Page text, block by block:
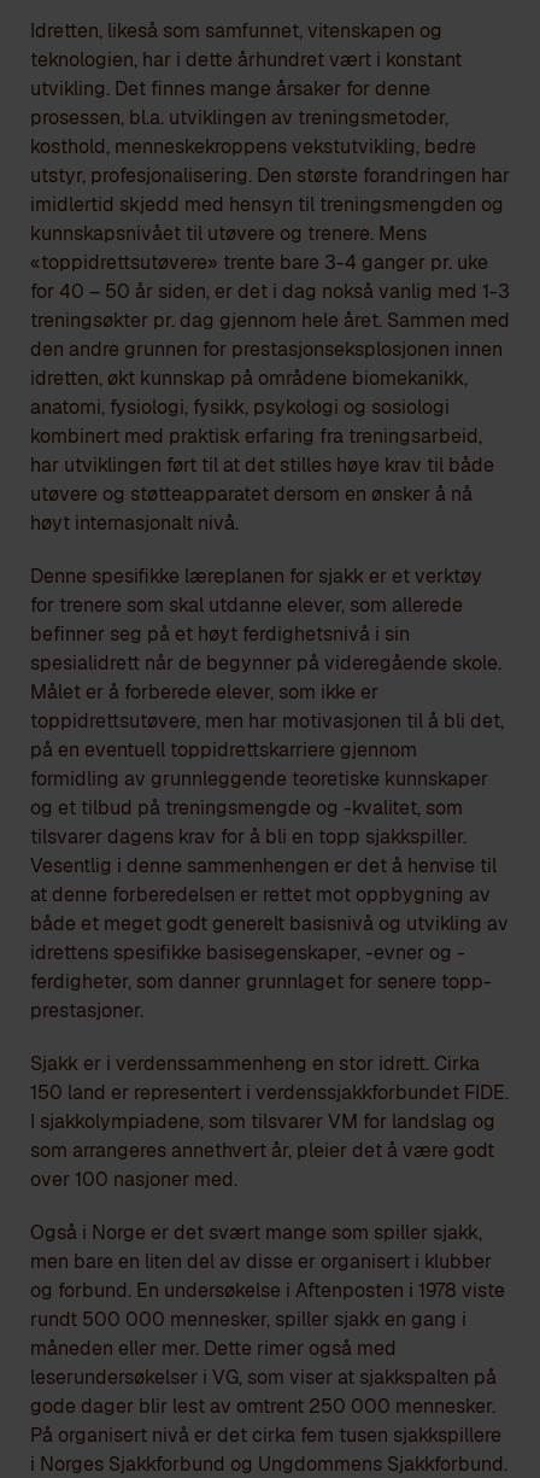
Idretten, likeså som samfunnet, vitenskapen og
teknologien, har i dette århundret vært i konstant
utvikling. Det finnes mange årsaker for denne
prosessen, bl.a. utviklingen av treningsmetoder,
kosthold, menneskekroppens vekstutvikling, bedre
utstyr, profesjonalisering. Den største forandringen har
imidlertid skjedd med hensyn til treningsmengden og
kunnskapsnivået til utøvere og trenere. Mens
«toppidrettsutøvere» trente bare 3-4 ganger pr. uke
for 40 – 50 år siden, er det i dag nokså vanlig med 1-3
treningsøkter pr. dag gjennom hele året. Sammen med
den andre grunnen for prestasjonseksplosjonen innen
idretten, økt kunnskap på områdene biomekanikk,
anatomi, fysiologi, fysikk, psykologi og sosiologi
kombinert med praktisk erfaring fra treningsarbeid,
har utviklingen ført til at det stilles høye krav til både
utøvere og støtteapparatet dersom en ønsker å nå
høyt internasjonalt nivå.
Denne spesifikke læreplanen for sjakk er et verktøy
for trenere som skal utdanne elever, som allerede
befinner seg på et høyt ferdighetsnivå i sin
spesialidrett når de begynner på videregående skole.
Målet er å forberede elever, som ikke er
toppidrettsutøvere, men har motivasjonen til å bli det,
på en eventuell toppidrettskarriere gjennom
formidling av grunnleggende teoretiske kunnskaper
og et tilbud på treningsmengde og -kvalitet, som
tilsvarer dagens krav for å bli en topp sjakkspiller.
Vesentlig i denne sammenhengen er det å henvise til
at denne forberedelsen er rettet mot oppbygning av
både et meget godt generelt basisnivå og utvikling av
idrettens spesifikke basisegenskaper, -evner og -
ferdigheter, som danner grunnlaget for senere topp-
prestasjoner.
Sjakk er i verdenssammenheng en stor idrett. Cirka
150 land er representert i verdenssjakkforbundet FIDE.
I sjakkolympiadene, som tilsvarer VM for landslag og
som arrangeres annethvert år, pleier det å være godt
over 100 nasjoner med.
Også i Norge er det svært mange som spiller sjakk,
men bare en liten del av disse er organisert i klubber
og forbund. En undersøkelse i Aftenposten i 1978 viste
rundt 500 000 mennesker, spiller sjakk en gang i
måneden eller mer. Dette rimer også med
leserundersøkelser i VG, som viser at sjakkspalten på
gode dager blir lest av omtrent 250 000 mennesker.
På organisert nivå er det cirka fem tusen sjakkspillere
i Norges Sjakkforbund og Ungdommens Sjakkforbund.